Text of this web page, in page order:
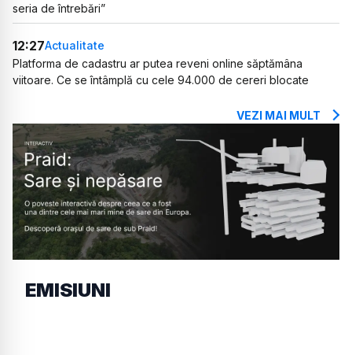
seria de întrebări”
12:27Actualitate
Platforma de cadastru ar putea reveni online săptămâna
viitoare. Ce se întâmplă cu cele 94.000 de cereri blocate
VEZI MAI MULT
EMISIUNI